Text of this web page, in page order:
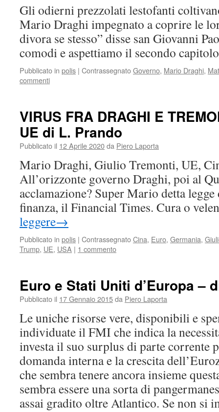
Gli odierni prezzolati lestofanti
Mario Draghi impegnato a coprire le
divora se stesso” disse san Giovanni
comodi e aspettiamo il secondo
Pubblicato in polis | ContrassegnatoGoverno, Mario Draghi,
commenti
VIRUS FRA DRAGHI E
UE di L. Prando
Pubblicato il 12 Aprile 2020da Piero Laporta
Mario Draghi, Giulio Tremonti, UE,
All’orizzonte governo Draghi, poi al
acclamazione? Super Mario detta
finanza, il Financial Times. Cura o
leggere→
Pubblicato in polis | ContrassegnatoCina, Euro, Germania,
Trump, UE, USA | 1 commento
Euro e Stati Uniti d’Europa –
Pubblicato il 17 Gennaio 2015da Piero Laporta
Le uniche risorse vere, disponibili e
individuate il FMI che indica la
investa il suo surplus di parte corrente
domanda interna e la crescita
che sembra tenere ancora insieme
sembra essere una sorta di
assai gradito oltre Atlantico. Se non si